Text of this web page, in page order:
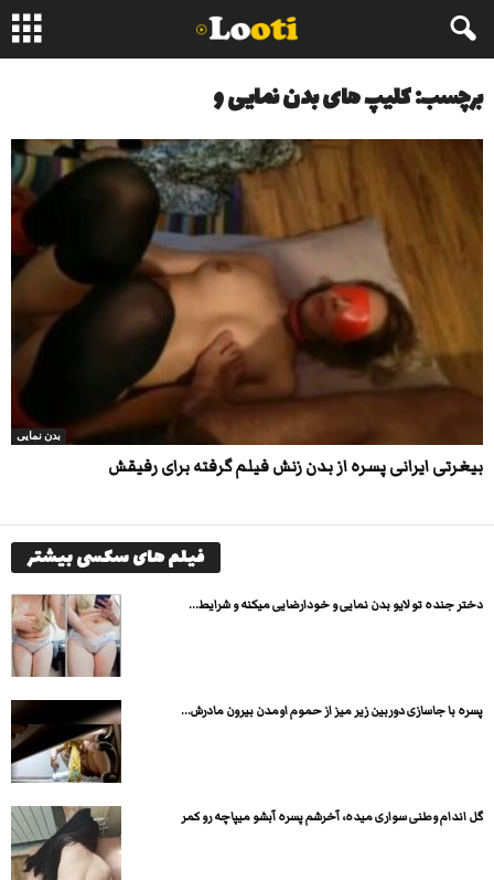
برچسب: کلیپ های بدن نمایی و
بدن نمایی
بیغرتی ایرانی پسره از بدن زنش فیلم گرفته برای رفیقش
فیلم های سکسی بیشتر
دختر جنده تو لایو بدن نمایی و خودارضایی میکنه و شرایط...
پسره با جاسازی دوربین زیر میز از حموم اومدن بیرون مادرش...
گل اندام وطنی سواری میده، آخرشم پسره آبشو میپاچه رو کمر